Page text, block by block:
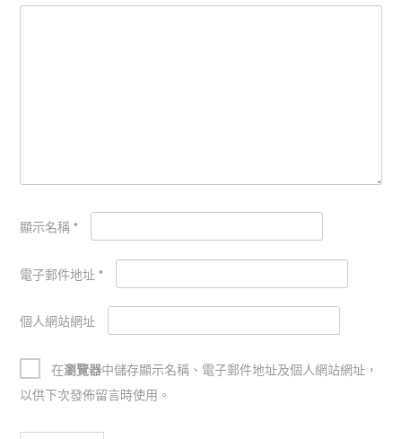
顯示名稱 *
電子郵件地址 *
個人網站網址
在瀏覽器中儲存顯示名稱、電子郵件地址及個人網站網址，
以供下次發佈留言時使用。